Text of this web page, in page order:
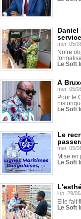
Daniel
mer, 05/
Notre
Le Soft
À
mer, 05/
Pour le
Le Soft
Le
mer, 05/
Mise en
Le Soft
lun, 29/
Elle fait
Le Soft